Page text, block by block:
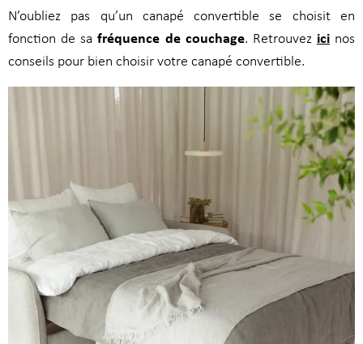
N’oubliez pas qu’un canapé convertible se choisit en
fonction de sa fréquence de couchage. Retrouvez icinos
conseils pour bien choisir votre canapé convertible.